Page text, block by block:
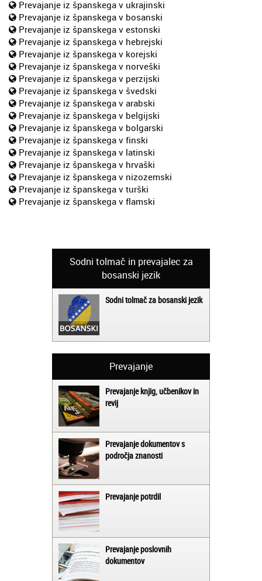
Prevajanje iz španskega v ukrajinski
Prevajanje iz španskega v bosanski
Prevajanje iz španskega v estonski
Prevajanje iz španskega v hebrejski
Prevajanje iz španskega v korejski
Prevajanje iz španskega v norveški
Prevajanje iz španskega v perzijski
Prevajanje iz španskega v švedski
Prevajanje iz španskega v arabski
Prevajanje iz španskega v belgijski
Prevajanje iz španskega v bolgarski
Prevajanje iz španskega v finski
Prevajanje iz španskega v latinski
Prevajanje iz španskega v hrvaški
Prevajanje iz španskega v nizozemski
Prevajanje iz španskega v turški
Prevajanje iz španskega v flamski
Sodni tolmač in prevajalec za
bosanski jezik
Sodni tolmač za bosanski jezik
Prevajanje
Prevajanje knjig, učbenikov in
revij
Prevajanje dokumentov s
področja znanosti
Prevajanje potrdil
Prevajanje poslovnih
dokumentov